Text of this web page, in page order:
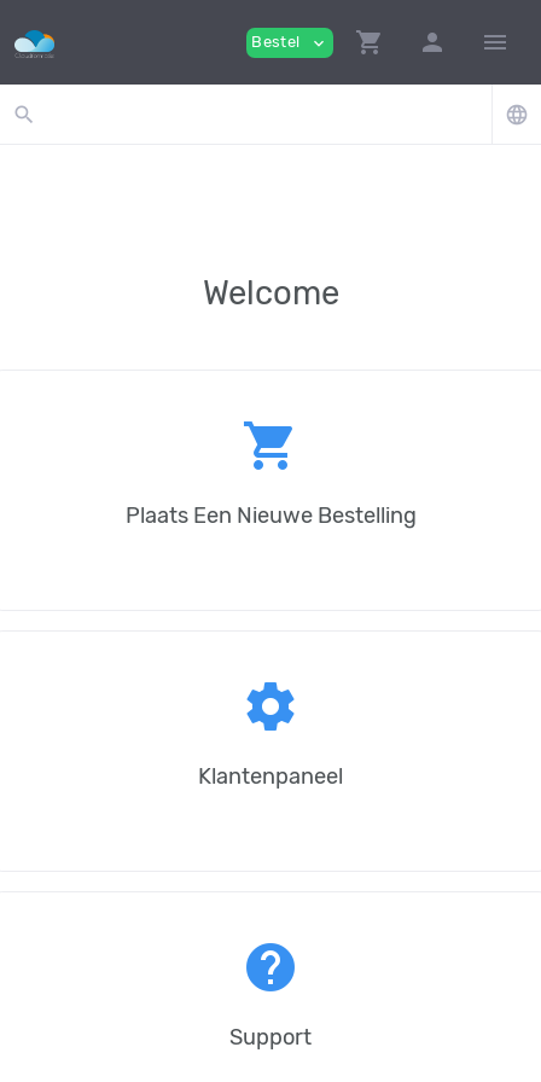
Bestel expand_more shopping_cart person menu
search language
Welcome
shopping_cart
Plaats Een Nieuwe Bestelling
settings
Klantenpaneel
help
Support